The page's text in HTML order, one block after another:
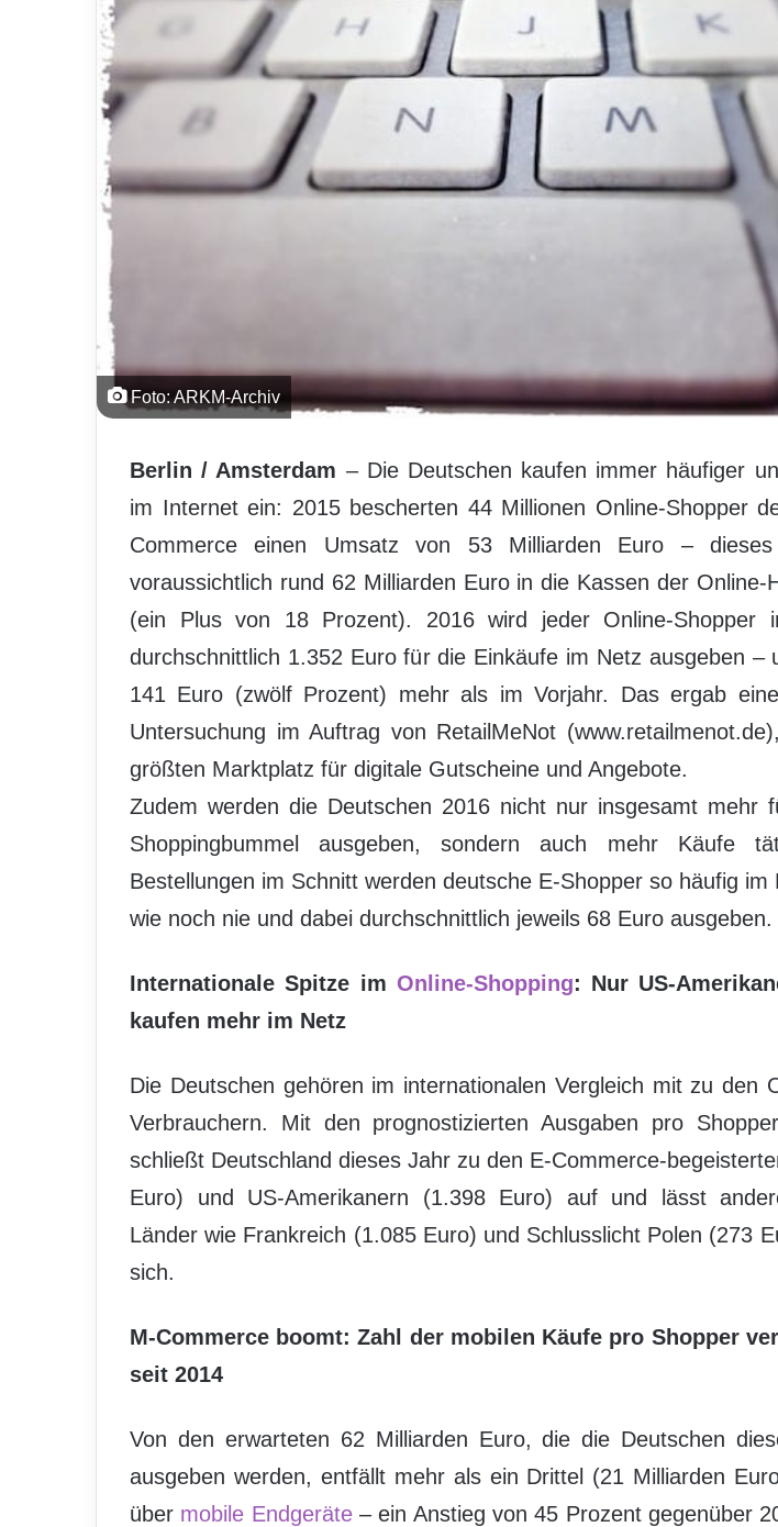
Foto: ARKM-Archiv
Berlin / Amsterdam – Die Deutschen kaufen immer häufiger
im Internet ein: 2015 bescherten 44 Millionen Online-Shopper
Commerce einen Umsatz von 53 Milliarden Euro –
voraussichtlich rund 62 Milliarden Euro in die Kassen der Online-
(ein Plus von 18 Prozent). 2016 wird jeder Online-Shopper
durchschnittlich 1.352 Euro für die Einkäufe im Netz ausgeben –
141 Euro (zwölf Prozent) mehr als im Vorjahr. Das ergab
Untersuchung im Auftrag von RetailMeNot
größten Marktplatz für digitale Gutscheine und Angebote.
Zudem werden die Deutschen 2016 nicht nur insgesamt mehr
Shoppingbummel ausgeben, sondern auch mehr Käufe
Bestellungen im Schnitt werden deutsche E-Shopper so häufig im
wie noch nie und dabei durchschnittlich jeweils 68 Euro ausgeben.
Internationale Spitze im Online-Shopping: Nur US-
kaufen mehr im Netz
Die Deutschen gehören im internationalen Vergleich mit zu den
Verbrauchern. Mit den prognostizierten Ausgaben pro
schließt Deutschland dieses Jahr zu den E-Commerce-
Euro) und US-Amerikanern (1.398 Euro) auf und lässt
Länder wie Frankreich (1.085 Euro) und Schlusslicht Polen (273
sich.
M-Commerce boomt: Zahl der mobilen Käufe pro Shopper
seit 2014
Von den erwarteten 62 Milliarden Euro, die die Deutschen
ausgeben werden, entfällt mehr als ein Drittel (21 Milliarden
über mobile Endgeräte– ein Anstieg von 45 Prozent gegenüber